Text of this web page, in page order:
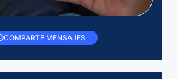
COMPARTE MENSAJES